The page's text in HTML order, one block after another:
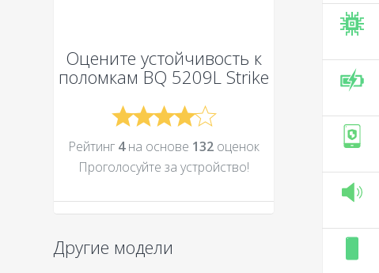
Оцените устойчивость к
поломкамBQ 5209L Strike
Рейтинг 4на основе 132 оценок
Проголосуйте за устройcтво!
Другие модели